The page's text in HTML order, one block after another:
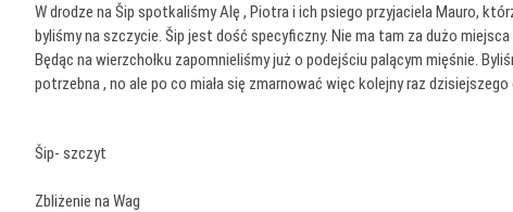
W drodze na Šip spotkaliśmy Alę , Piotra i ich psiego przyjaciela Mauro,
byliśmy na szczycie. Šip jest dość specyficzny. Nie ma tam za dużo
Będąc na wierzchołku zapomnieliśmy już o podejściu palącym mięśnie.
potrzebna , no ale po co miała się zmarnować więc kolejny raz
Šip- szczyt
Zbliżenie na Wag